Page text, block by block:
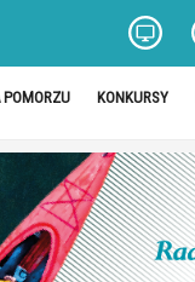
KONKURSY